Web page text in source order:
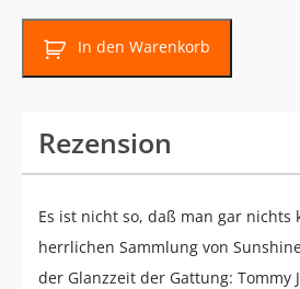
In den Warenkorb
Rezension
Es ist nicht so, daß man gar nichts
herrlichen Sammlung von
der Glanzzeit der Gattung: Tommy